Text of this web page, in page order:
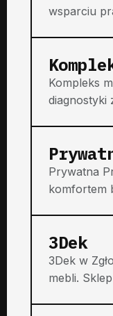
wsparciu
Kompleks
diagnostyki
Prywatna
komfortem
3Dek
3Dek w
mebli.